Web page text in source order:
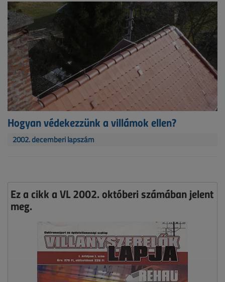
Hogyan védekezzünk a villámok ellen?
2002. decemberi lapszám
Ez a cikk a VL 2002. októberi számában jelent
meg.